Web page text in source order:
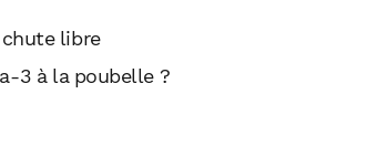
chute libre
3 à la poubelle ?